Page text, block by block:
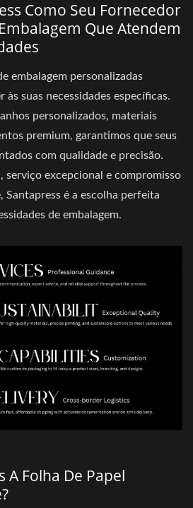
Como Seu Fornecedor
Que Atendem
embalagem personalizadas
às suas necessidades específicas.
personalizados, materiais
premium, garantimos que seus
com qualidade e precisão.
serviço excepcional e compromisso
Santapress é a escolha perfeita
de embalagem.
A Folha De Papel